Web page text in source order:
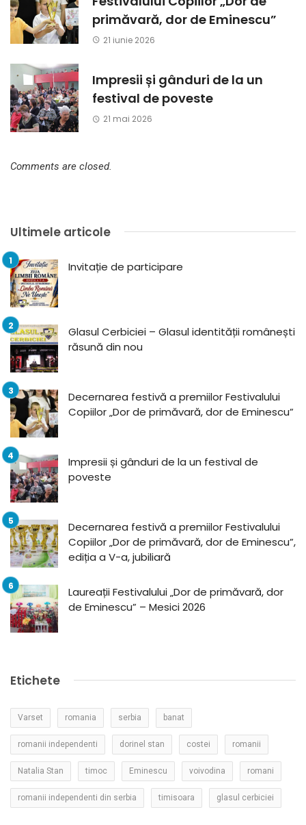
primăvară, dor de Eminescu”
21 iunie 2026
Impresii și gânduri de la un
festival de poveste
21 mai 2026
Comments are closed.
Ultimele articole
Invitație de participare
Glasul Cerbiciei – Glasul identității românești
răsună din nou
Decernarea festivă a premiilor Festivalului
Copiilor „Dor de primăvară, dor de Eminescu”
Impresii și gânduri de la un festival de
poveste
Decernarea festivă a premiilor Festivalului
Copiilor „Dor de primăvară, dor de Eminescu”,
ediția a V-a, jubiliară
Laureații Festivalului „Dor de primăvară, dor
de Eminescu” – Mesici 2026
Etichete
Varset romania serbia banat
romanii independenti dorinel stan costei romanii
Natalia Stan timoc Eminescu voivodina romani
romanii independenti din serbia timisoara glasul cerbiciei